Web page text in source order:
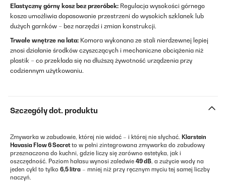
Elastyczny górny kosz bez przeróbek: Regulacja wysokości górnego
kosza umożliwia dopasowanie przestrzeni do wysokich szklanek lub
dużych garnków – bez narzędzi i zmian konstrukcji.
Trwałe wnętrze na lata: Komora wykonana ze stali nierdzewnej lepiej
znosi działanie środków czyszczących i mechaniczne obciążenia niż
plastik – co przekłada się na dłuższą żywotność urządzenia przy
codziennym użytkowaniu.
Szczegóły dot. produktu
Zmywarka w zabudowie, której nie widać – i której nie słychać. Klarstein
Havasia Flow 6 Secretto w pełni zintegrowana zmywarka do zabudowy
przeznaczona do kuchni, gdzie liczy się zarówno estetyka, jak i
oszczędność. Poziom hałasu wynosi zaledwie 49 dB, a zużycie wody na
jeden cykl to tylko 6,5 litra – mniej niż przy ręcznym myciu tej samej liczby
naczyń.